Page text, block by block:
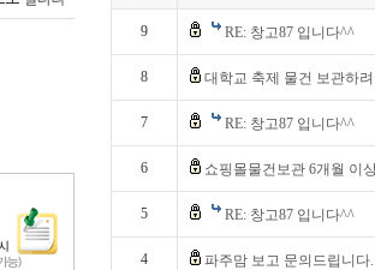
9 RE: 창고87 입니다^^
8 대학교 축제 물건 보관하
7 RE: 창고87 입니다^^
6 쇼핑몰물건보관 6개월 이
5 RE: 창고87 입니다^^
4 파주맘 보고 문의드립니다.